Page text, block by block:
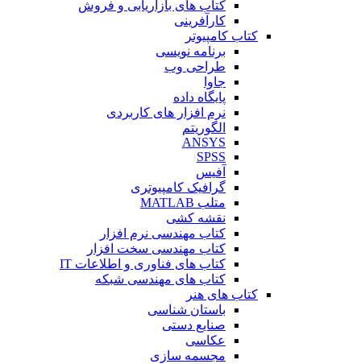
کتاب های بازاریابی و فروش
کارآفرینی
کتاب کامپیوتر
برنامه نویسی
طراحی وب
جاوا
پایگاه داده
نرم افزار های کاربردی
الگوریتم
ANSYS
SPSS
آفیس
گرافیک کامپیوتری
متلب MATLAB
نقشه کشی
کتاب مهندسی نرم افزار
کتاب مهندسی سخت افزار
کتاب های فناوری و اطلاعات IT
کتاب های مهندسی شبکه
کتاب های هنر
باستان شناسی
صنایع دستی
عکاسی
مجسمه سازی